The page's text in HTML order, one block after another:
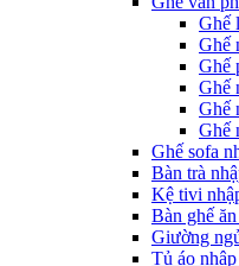
Ghế
Ghế
Ghế
Ghế
Ghế
Ghế
Ghế sofa
Bàn trà
Kệ tivi
Bàn ghế
Giường
Tủ áo